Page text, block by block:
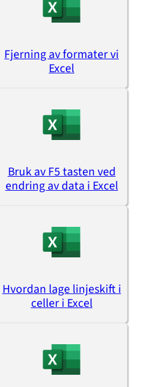
Fjerning av formater vi
Excel
Bruk av F5 tasten ved
endring av data i Excel
Hvordan lage linjeskift i
celler i Excel